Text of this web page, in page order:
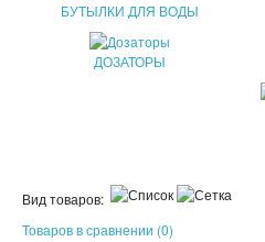
ПУЗЫРЬКОВЫЕ МАСКИ
МИЦЕЛЛЯРНАЯ ВОДА
ПЕНКИ ДЛЯ УМЫВАНИЯ
БУТЫЛКИ ДЛЯ ВОДЫ
ДОЗАТОРЫ
Вид товаров:
Товаров в сравнении (0)